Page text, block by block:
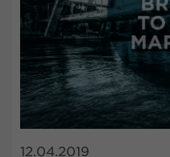
12.04.2019